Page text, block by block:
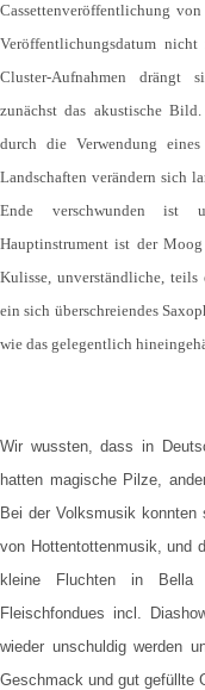
Cassettenveröffentlichung
Veröffentlichungsdatum
Cluster-Aufnahmen drängt
zunächst das akustische
durch die Verwendung
Landschaften verändern sich
Ende verschwunden ist
Hauptinstrument ist der
Kulisse, unverständliche, teils
ein sich überschreiendes
wie das gelegentlich
Wir wussten, dass in
hatten magische Pilze,
Bei der Volksmusik
von Hottentottenmusik, und
kleine Fluchten in
Fleischfondues incl.
wieder unschuldig werden
Geschmack und gut gefüllte